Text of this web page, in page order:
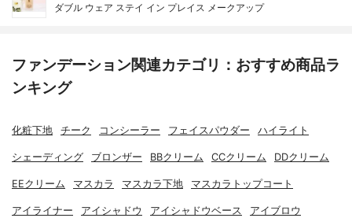
ダブル ウェア ステイ イン プレイス メークアップ
ファンデーション関連カテゴリ：おすすめ商品ラ
ンキング
化粧下地 チーク コンシーラー フェイスパウダー ハイライト
シェーディング ブロンザー BBクリーム CCクリーム DDクリーム
EEクリーム マスカラ マスカラ下地 マスカラトップコート
アイライナー アイシャドウ アイシャドウベース アイブロウ